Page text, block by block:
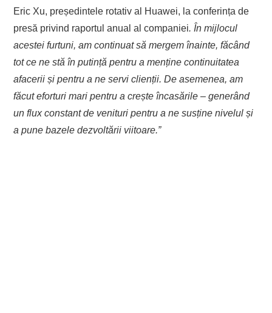
Eric Xu, președintele rotativ al Huawei, la conferința de
presă privind raportul anual al companiei. În mijlocul
acestei furtuni, am continuat să mergem înainte, făcând
tot ce ne stă în putință pentru a menține continuitatea
afacerii și pentru a ne servi clienții. De asemenea, am
făcut eforturi mari pentru a crește încasările – generând
un flux constant de venituri pentru a ne susține nivelul și
a pune bazele dezvoltării viitoare.”